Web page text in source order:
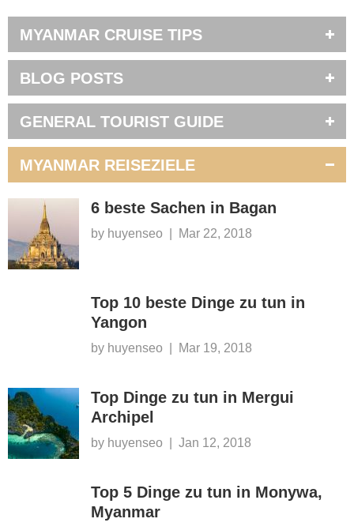
MYANMAR CRUISE TIPS
BLOG POSTS
GENERAL TOURIST GUIDE
MYANMAR REISEZIELE
6 beste Sachen in Bagan
by huyenseo Mar 22, 2018
Top 10 beste Dinge zu tun in
Yangon
by huyenseo Mar 19, 2018
Top Dinge zu tun in Mergui
Archipel
by huyenseo Jan 12, 2018
Top 5 Dinge zu tun in Monywa,
Myanmar